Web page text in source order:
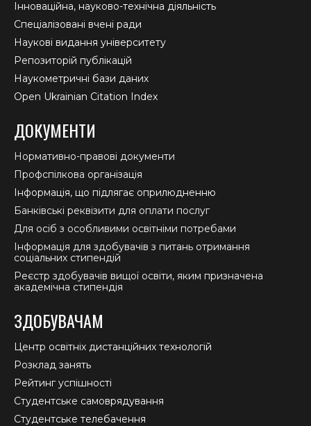
Інноваційна, науково-технічна діяльність
Спеціалізовані вчені ради
Наукові видання університету
Репозиторій публікацій
Наукометричні бази даних
Open Ukrainian Citation Index
ДОКУМЕНТИ
Нормативно-правові документи
Профспілкова організація
Інформація, що підлягає оприлюдненню
Банківські реквізити для оплати послуг
Для осіб з особливими освітніми потребами
Інформація для здобувачів з питань отримання
соціальних стипендій
Реєстр здобувачів вищої освіти, яким призначена
академічна стипендія
ЗДОБУВАЧАМ
Центр освітніх дистанційних технологій
Розклад занять
Рейтинг успішності
Студентське самоврядування
Студентське телебачення